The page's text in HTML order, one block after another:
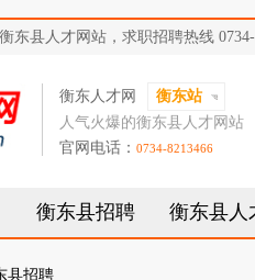
东县人才网站，求职招聘热线 0734-
衡东人才网
衡东站
人气火爆的衡东县人才网站
官网电话： 0734-8213466
衡东县招聘 衡东县人
县招聘